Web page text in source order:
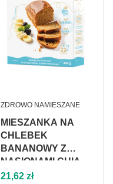
MIESZANKA NA
CHLEBEK
BANANOWY Z
NASIONAMI CHIA
BEZGLUTENOWA
PRODUCENT
ZDROWO NAMIESZANE
Cena
21,62 zł